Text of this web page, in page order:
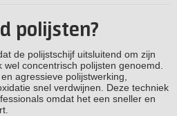
polijsten?
de polijstschijf uitsluitend om zijn
concentrisch polijsten genoemd.
agressieve polijstwerking,
snel verdwijnen. Deze techniek
omdat het een sneller en